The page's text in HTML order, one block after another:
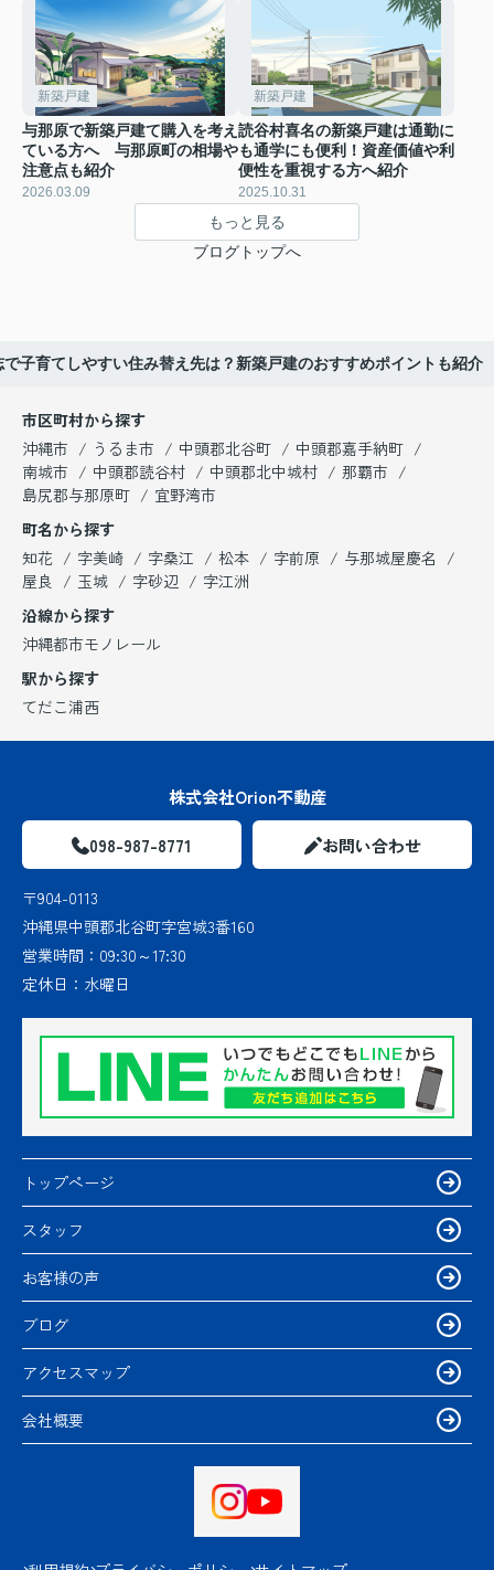
新築戸建
与那原で新築戸建て購入を考え
ている方へ 与那原町の相場や
注意点も紹介
2026.03.09
新築戸建
読谷村喜名の新築戸建は通勤に
も通学にも便利！資産価値や利
便性を重視する方へ紹介
2025.10.31
もっと見る
ブログトップへ
で子育てしやすい住み替え先は？新築戸建のおすすめポイントも紹介
市区町村から探す
沖縄市
うるま市 中頭郡北谷町
中頭郡嘉手納町
南城市
中頭郡読谷村 中頭郡北中城村
那覇市
島尻郡与那原町
宜野湾市
町名から探す
知花
字美崎 字桑江 松本 字前原
与那城屋慶名
屋良
玉城 字砂辺
字江洲
沿線から探す
沖縄都市モノレール
駅から探す
てだこ浦西
株式会社Orion不動産
098-987-8771 お問い合わせ
〒904-0113
沖縄県中頭郡北谷町字宮城3番160
営業時間： 09:30～17:30
定休日： 水曜日
トップページ
スタッフ
お客様の声
ブログ
アクセスマップ
会社概要